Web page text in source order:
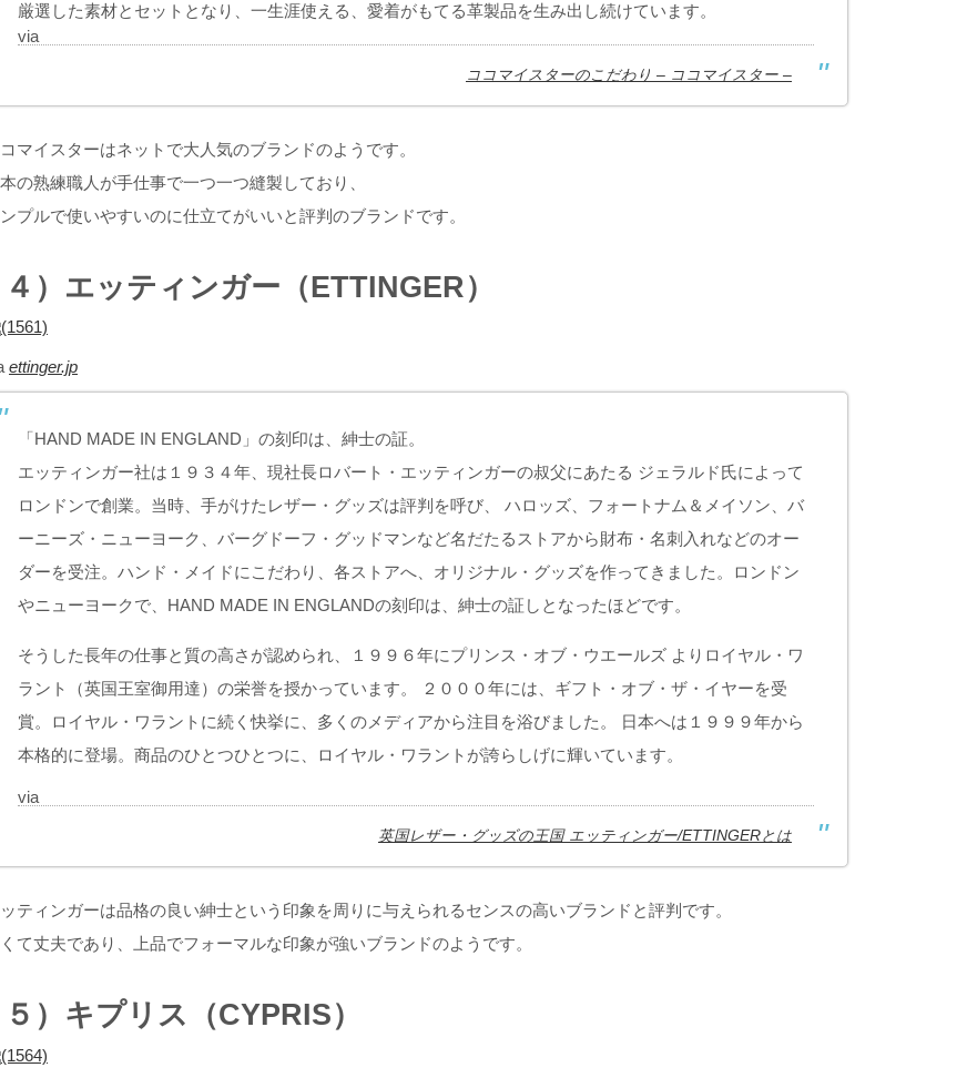
厳選した素材とセットとなり、一生涯使える、愛着がもてる革製品を生み出し続けています。
via
ココマイスターのこだわり – ココマイスター –
マイスターはネットで大人気のブランドのようです。
の熟練職人が手仕事で一つ一つ縫製しており、
プルで使いやすいのに仕立てがいいと評判のブランドです。
４）エッティンガー（ETTINGER）
ettinger.jp
「HAND MADE IN ENGLAND」の刻印は、紳士の証。
エッティンガー社は１９３４年、現社長ロバート・エッティンガーの叔父にあたる ジェラルド氏によって
ロンドンで創業。当時、手がけたレザー・グッズは評判を呼び、 ハロッズ、フォートナム＆メイソン、バ
ーニーズ・ニューヨーク、バーグドーフ・グッドマンなど名だたるストアから財布・名刺入れなどのオー
ダーを受注。ハンド・メイドにこだわり、各ストアへ、オリジナル・グッズを作ってきました。ロンドン
やニューヨークで、HAND MADE IN ENGLANDの刻印は、紳士の証しとなったほどです。
そうした長年の仕事と質の高さが認められ、１９９６年にプリンス・オブ・ウエールズ よりロイヤル・ワ
ラント（英国王室御用達）の栄誉を授かっています。 ２０００年には、ギフト・オブ・ザ・イヤーを受
賞。ロイヤル・ワラントに続く快挙に、多くのメディアから注目を浴びました。 日本へは１９９９年から
本格的に登場。商品のひとつひとつに、ロイヤル・ワラントが誇らしげに輝いています。
via
英国レザー・グッズの王国 エッティンガー/ETTINGERとは
ティンガーは品格の良い紳士という印象を周りに与えられるセンスの高いブランドと評判です。
て丈夫であり、上品でフォーマルな印象が強いブランドのようです。
５）キプリス（CYPRIS）